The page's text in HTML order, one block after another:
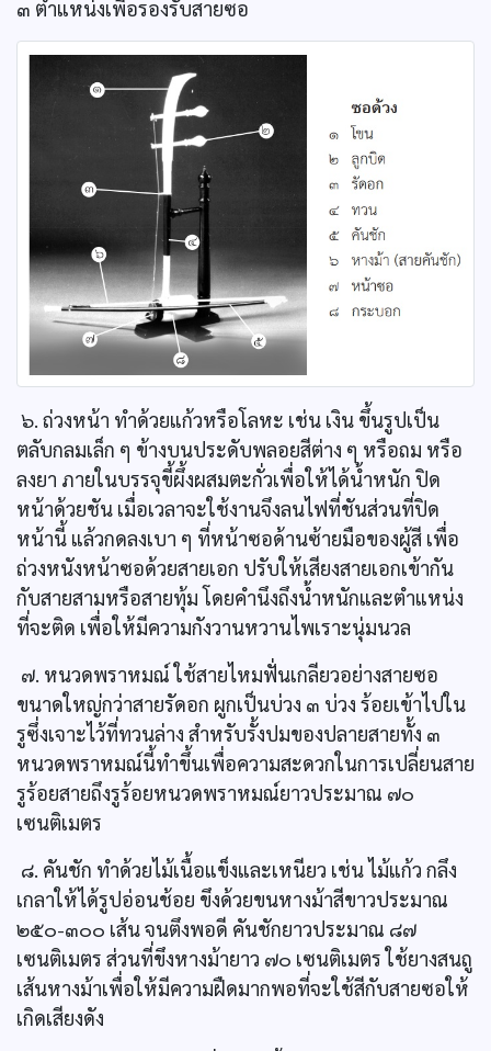
๓ ตำแหน่งเพื่อรองรับสายซอ
๖. ถ่วงหน้า ทำด้วยแก้วหรือโลหะ เช่น เงิน ขึ้นรูปเป็น
ตลับกลมเล็ก ๆ ข้างบนประดับพลอยสีต่าง ๆ หรือถม หรือ
ลงยา ภายในบรรจุขี้ผึ้งผสมตะกั่วเพื่อให้ได้น้ำหนัก ปิด
หน้าด้วยชัน เมื่อเวลาจะใช้งานจึงลนไฟที่ชันส่วนที่ปิด
หน้านี้ แล้วกดลงเบา ๆ ที่หน้าซอด้านซ้ายมือของผู้สี เพื่อ
ถ่วงหนังหน้าซอด้วยสายเอก ปรับให้เสียงสายเอกเข้ากัน
กับสายสามหรือสายทุ้ม โดยคำนึงถึงน้ำหนักและตำแหน่ง
ที่จะติด เพื่อให้มีความกังวานหวานไพเราะนุ่มนวล
๗. หนวดพราหมณ์ ใช้สายไหมฟั่นเกลียวอย่างสายซอ
ขนาดใหญ่กว่าสายรัดอก ผูกเป็นบ่วง ๓ บ่วง ร้อยเข้าไปใน
รูซึ่งเจาะไว้ที่ทวนล่าง สำหรับรั้งปมของปลายสายทั้ง ๓
หนวดพราหมณ์นี้ทำขึ้นเพื่อความสะดวกในการเปลี่ยนสาย
รูร้อยสายถึงรูร้อยหนวดพราหมณ์ยาวประมาณ ๗๐
เซนติเมตร
๘. คันชัก ทำด้วยไม้เนื้อแข็งและเหนียว เช่น ไม้แก้ว กลึง
เกลาให้ได้รูปอ่อนช้อย ขึงด้วยขนหางม้าสีขาวประมาณ
๒๕๐-๓๐๐ เส้น จนตึงพอดี คันชักยาวประมาณ ๘๗
เซนติเมตร ส่วนที่ขึงหางม้ายาว ๗๐ เซนติเมตร ใช้ยางสนถู
เส้นหางม้าเพื่อให้มีความฝืดมากพอที่จะใช้สีกับสายซอให้
เกิดเสียงดัง